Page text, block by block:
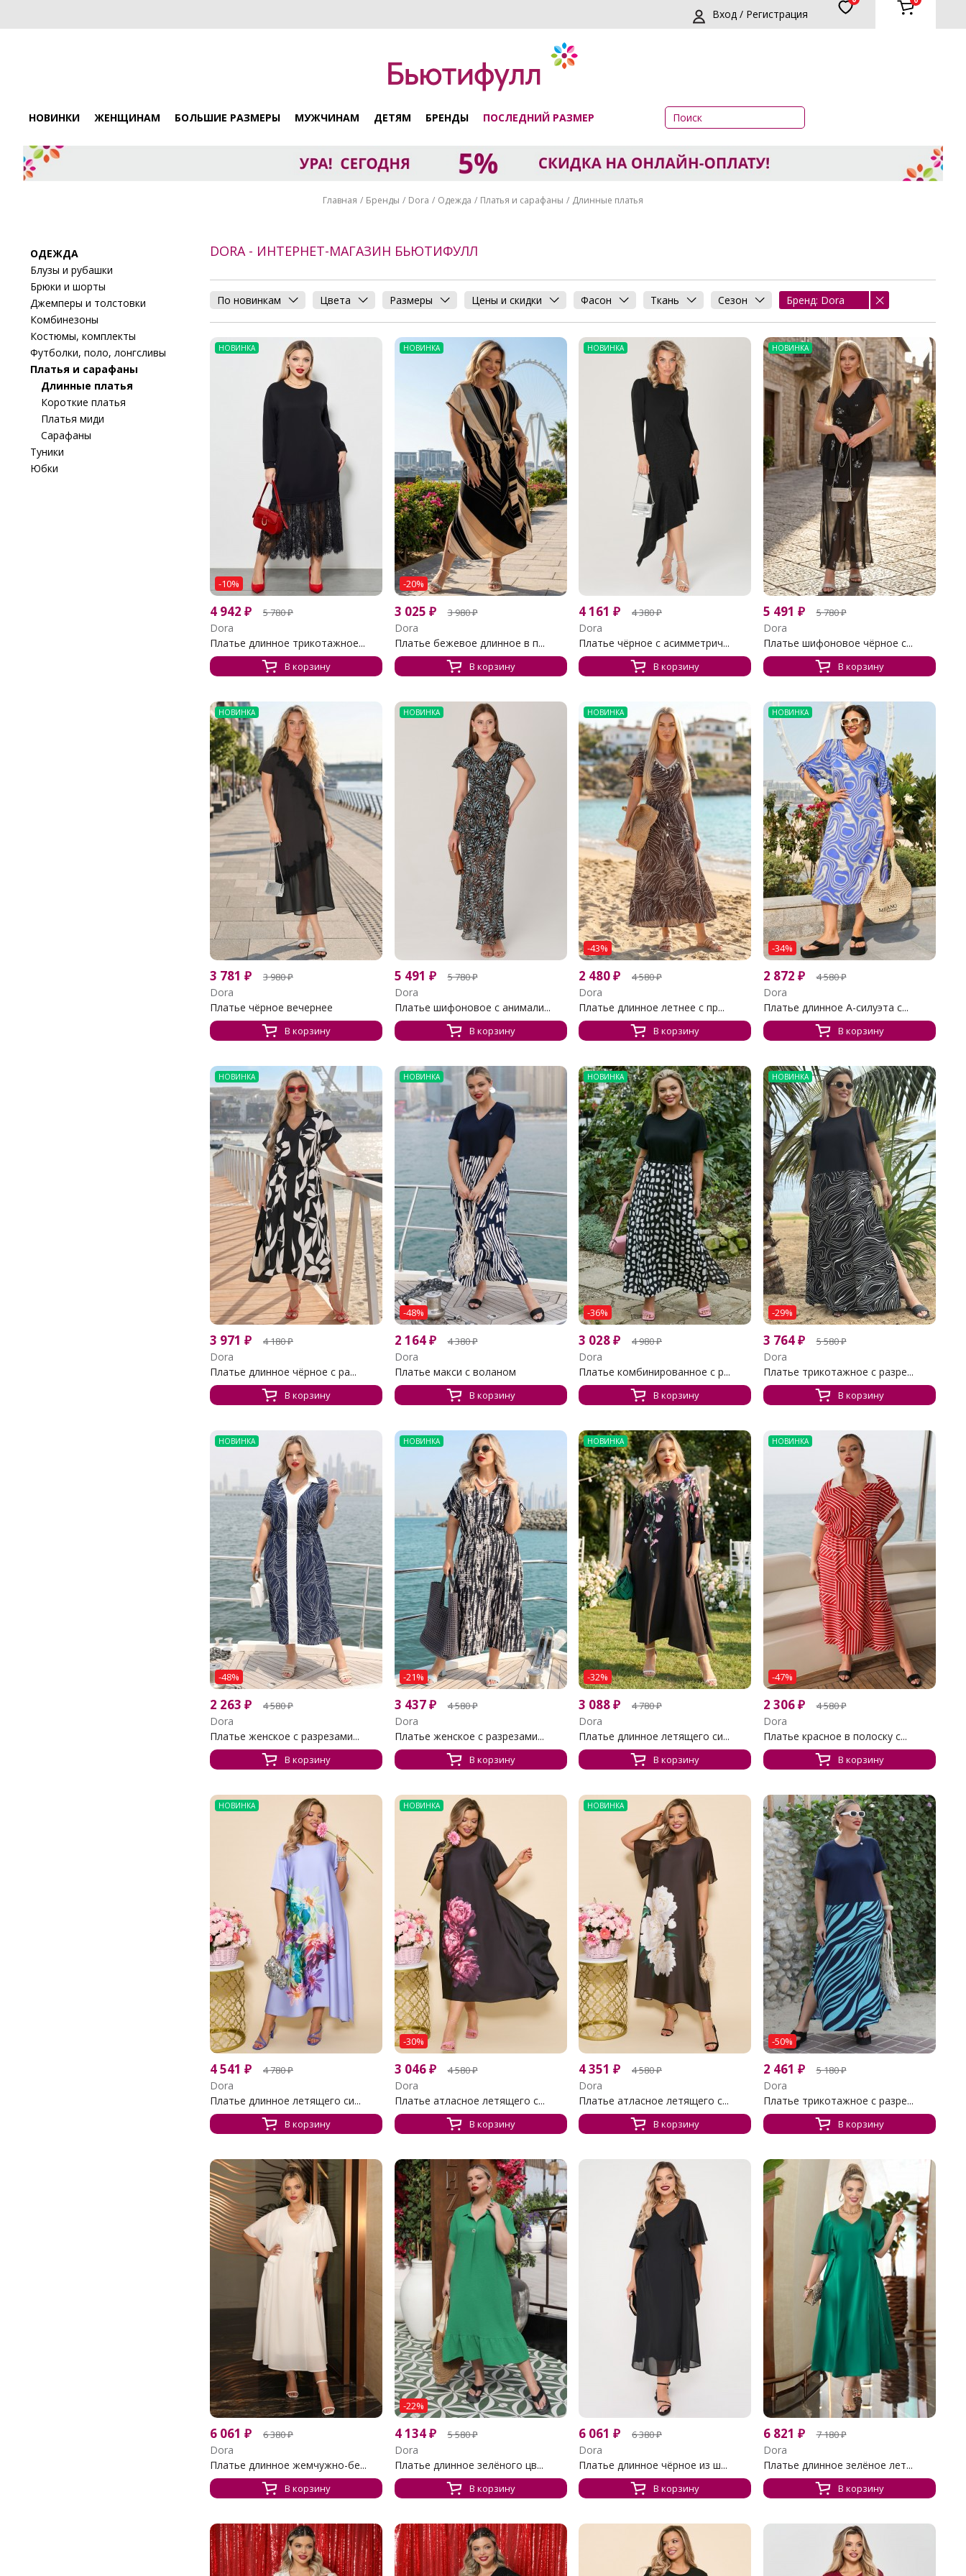
Вход / Регистрация
НОВИНКИ ЖЕНЩИНАМ БОЛЬШИЕ РАЗМЕРЫ МУЖЧИНАМ ДЕТЯМ БРЕНДЫ ПОСЛЕДНИЙ РАЗМЕР
Главная Бренды Dora Одежда Платья и сарафаны Длинные платья
ОДЕЖДА
Блузы и рубашки
Брюки и шорты
Джемперы и толстовки
Комбинезоны
Костюмы, комплекты
Футболки, поло, лонгсливы
Платья и сарафаны
Длинные платья
Короткие платья
Платья миди
Сарафаны
Туники
Юбки
DORA - ИНТЕРНЕТ-МАГАЗИН БЬЮТИФУЛЛ
По новинкам Цвета Размеры Цены и скидки Фасон Ткань Сезон Бренд: Dora
НОВИНКА
-10%
4 942 ₽ 5 780₽
Dora
Платье длинное трикотажное...
В корзину
НОВИНКА
-20%
3 025 ₽ 3 980₽
Dora
Платье бежевое длинное в п...
В корзину
НОВИНКА
4 161 ₽ 4 380₽
Dora
Платье чёрное с асимметрич...
В корзину
НОВИНКА
5 491 ₽ 5 780₽
Dora
Платье шифоновое чёрное с...
В корзину
НОВИНКА
3 781 ₽ 3 980₽
Dora
Платье чёрное вечернее
В корзину
НОВИНКА
5 491 ₽ 5 780₽
Dora
Платье шифоновое с анимали...
В корзину
НОВИНКА
-43%
2 480₽ 4 580₽
Dora
Платье длинное летнее с пр...
В корзину
НОВИНКА
-34%
2 872 ₽ 4 580₽
Dora
Платье длинное А-силуэта с...
В корзину
НОВИНКА
3 971 ₽ 4 180₽
Dora
Платье длинное чёрное с ра...
В корзину
НОВИНКА
-48%
2 164₽ 4 380₽
Dora
Платье макси с воланом
В корзину
НОВИНКА
-36%
3 028₽ 4 980₽
Dora
Платье комбинированное с р...
В корзину
НОВИНКА
-29%
3 764₽ 5 580₽
Dora
Платье трикотажное с разре...
В корзину
НОВИНКА
-48%
2 263 ₽ 4 580₽
Dora
Платье женское с разрезами...
В корзину
НОВИНКА
-21%
3 437₽ 4 580₽
Dora
Платье женское с разрезами...
В корзину
НОВИНКА
-32%
3 088₽ 4 780₽
Dora
Платье длинное летящего си...
В корзину
НОВИНКА
-47%
2 306₽ 4 580₽
Dora
Платье красное в полоску с...
В корзину
НОВИНКА
4 541 ₽ 4 780₽
Dora
Платье длинное летящего си...
В корзину
НОВИНКА
-30%
3 046₽ 4 580₽
Dora
Платье атласное летящего с...
В корзину
НОВИНКА
4 351 ₽ 4 580₽
Dora
Платье атласное летящего с...
В корзину
-50%
2 461 ₽ 5 180₽
Dora
Платье трикотажное с разре...
В корзину
6 061 ₽ 6 380₽
Dora
Платье длинное жемчужно-бе...
В корзину
-22%
4 134₽ 5 580₽
Dora
Платье длинное зелёного цв...
В корзину
6 061 ₽ 6 380₽
Dora
Платье длинное чёрное из ш...
В корзину
6 821 ₽ 7 180₽
Dora
Платье длинное зелёное лет...
В корзину